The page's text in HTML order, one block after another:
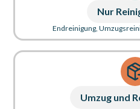
Nur
Endreinigung,
Umzug und